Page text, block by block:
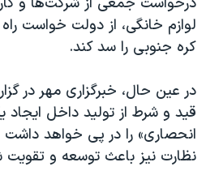
لوازم خانگی، از دولت خواست راه
کره جنوبی را سد کند.
در عین حال، خبرگزاری مهر در
قید و شرط از تولید داخل
انحصاری» را در پی خواهد داشت
نظارت نیز باعث توسعه و